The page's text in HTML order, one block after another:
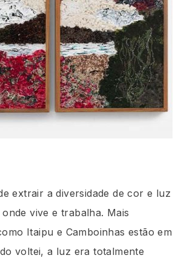
extrair a diversidade de cor e luz
vive e trabalha. Mais
Itaipu e Camboinhas estão em
voltei, a luz era totalmente